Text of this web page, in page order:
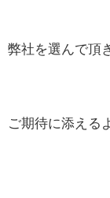
弊社を選んで頂
ご期待に添える